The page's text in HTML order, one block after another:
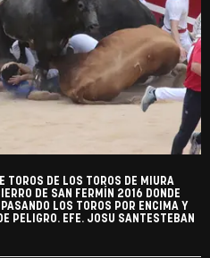
TOROS DE LOS TOROS DE MIURA
DE SAN FERMÍN 2016 DONDE
LOS TOROS POR ENCIMA Y
PELIGRO. EFE. JOSU SANTESTEBAN